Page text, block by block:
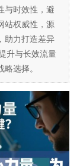
与时效性，避
站权威性，源
助力打造差异
升与长效流量
选择。